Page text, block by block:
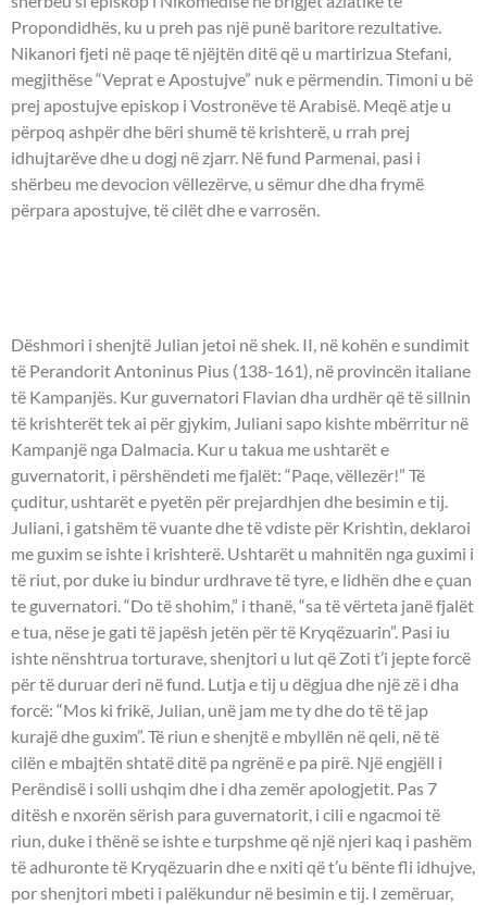
Propondidhës, ku u preh pas një punë baritore rezultative.
Nikanori fjeti në paqe të njëjtën ditë që u martirizua Stefani,
megjithëse “Veprat e Apostujve” nuk e përmendin. Timoni u bë
prej apostujve episkop i Vostronëve të Arabisë. Meqë atje u
përpoq ashpër dhe bëri shumë të krishterë, u rrah prej
idhujtarëve dhe u dogj në zjarr. Në fund Parmenai, pasi i
shërbeu me devocion vëllezërve, u sëmur dhe dha frymë
përpara apostujve, të cilët dhe e varrosën.
Dëshmori i shenjtë Julian jetoi në shek. II, në kohën e sundimit
të Perandorit Antoninus Pius (138-161), në provincën italiane
të Kampanjës. Kur guvernatori Flavian dha urdhër që të sillnin
të krishterët tek ai për gjykim, Juliani sapo kishte mbërritur në
Kampanjë nga Dalmacia. Kur u takua me ushtarët e
guvernatorit, i përshëndeti me fjalët: “Paqe, vëllezër!” Të
çuditur, ushtarët e pyetën për prejardhjen dhe besimin e tij.
Juliani, i gatshëm të vuante dhe të vdiste për Krishtin, deklaroi
me guxim se ishte i krishterë. Ushtarët u mahnitën nga guximi i
të riut, por duke iu bindur urdhrave të tyre, e lidhën dhe e çuan
te guvernatori. “Do të shohim,” i thanë, “sa të vërteta janë fjalët
e tua, nëse je gati të japësh jetën për të Kryqëzuarin”. Pasi iu
ishte nënshtrua torturave, shenjtori u lut që Zoti t’i jepte forcë
për të duruar deri në fund. Lutja e tij u dëgjua dhe një zë i dha
forcë: “Mos ki frikë, Julian, unë jam me ty dhe do të të jap
kurajë dhe guxim”. Të riun e shenjtë e mbyllën në qeli, në të
cilën e mbajtën shtatë ditë pa ngrënë e pa pirë. Një engjëll i
Perëndisë i solli ushqim dhe i dha zemër apologjetit. Pas 7
ditësh e nxorën sërish para guvernatorit, i cili e ngacmoi të
riun, duke i thënë se ishte e turpshme që një njeri kaq i pashëm
të adhuronte të Kryqëzuarin dhe e nxiti që t’u bënte fli idhujve,
por shenjtori mbeti i palëkundur në besimin e tij. I zemëruar,